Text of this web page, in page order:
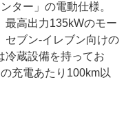
ター」の電動仕様。
最高出力135kWのモー
セブン-イレブン向けの
冷蔵設備を持ってお
充電あたり100km以